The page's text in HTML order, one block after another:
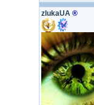
zlukaUA ®